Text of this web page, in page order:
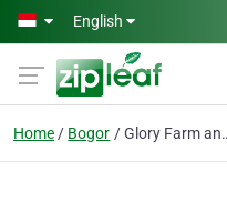
Skip to main content
English
Home Bogor Glory